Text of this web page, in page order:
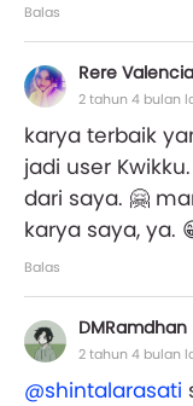
Balas
Rere Valencia
2 tahun 4 bulan
karya terbaik
jadi user
dari saya. 🤗
karya saya, ya.
Balas
DMRamdhan
2 tahun 4 bulan
@shintalarasati